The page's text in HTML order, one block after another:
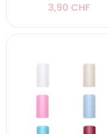
3,90 CHF